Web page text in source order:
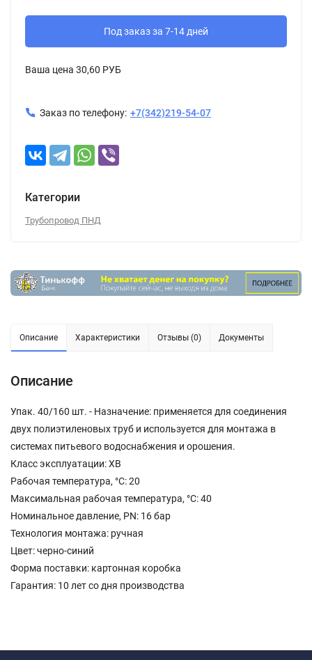
Под заказ за 7-14 дней
Ваша цена 30,60 РУБ
Заказ по телефону: +7(342)219-54-07
Категории
Трубопровод ПНД
Описание Характеристики Отзывы (0) Документы
Описание
Упак. 40/160 шт. - Назначение: применяется для соединения
двух полиэтиленовых труб и используется для монтажа в
системах питьевого водоснабжения и орошения.
Класс эксплуатации: ХВ
Рабочая температура, °С: 20
Максимальная рабочая температура, °С: 40
Номинальное давление, PN: 16 бар
Технология монтажа: ручная
Цвет: черно-синий
Форма поставки: картонная коробка
Гарантия: 10 лет со дня производства